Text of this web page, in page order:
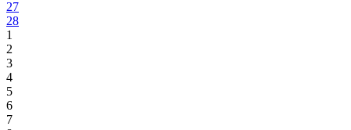
27
28
1
2
3
4
5
6
7